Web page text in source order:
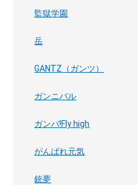
監獄学園
岳
GANTZ（ガンツ）
ガンニバル
ガンバ!Fly high
がんばれ元気
銃夢